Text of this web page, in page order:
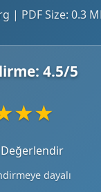
| PDF Size: 0.3
4.5/5
★★
dayalı